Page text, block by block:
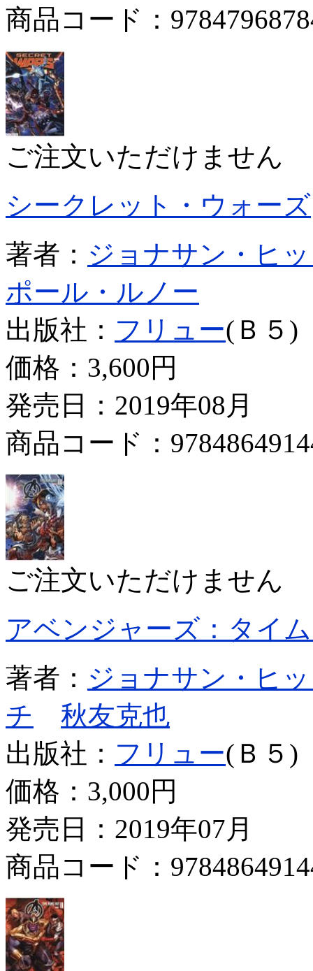
商品コード：
ご注文いただけません
シークレット・ウォーズ
著者： ジョナサン・ヒ
ポール・ルノー
出版社： フリュー(Ｂ５)
価格： 3,600円
発売日：2019年08月
商品コード：
ご注文いただけません
アベンジャーズ：タイ
著者： ジョナサン・ヒ
チ
秋友克也
出版社： フリュー(Ｂ５)
価格： 3,000円
発売日：2019年07月
商品コード：